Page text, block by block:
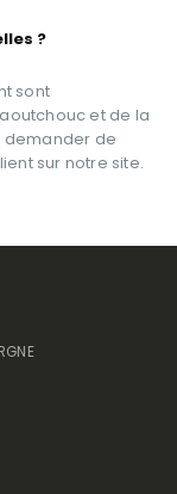
?
sont
et de la
demander de
sur notre site.